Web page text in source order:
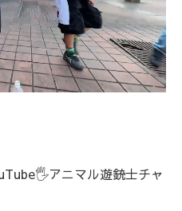
アニマル遊銃士チャ